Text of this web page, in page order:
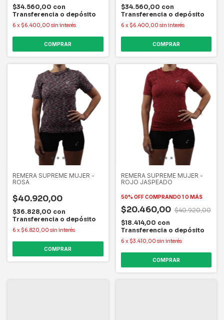
$34.560,00 con
Transferencia o depósito
6 x $6.400,00 sin interés
COMPRAR
$34.560,00 con
Transferencia o depósito
6 x $6.400,00 sin interés
COMPRAR
REMERA SUPREME MUJER -
ROSA
$40.920,00
$36.828,00 con
Transferencia o depósito
6 x $6.820,00 sin interés
COMPRAR
REMERA SUPREME MUJER -
ROJO JASPEADO
50% OFF COMPRANDO 1 O MÁS
$20.460,00 $40.920,00
$18.414,00 con
Transferencia o depósito
6 x $3.410,00 sin interés
COMPRAR